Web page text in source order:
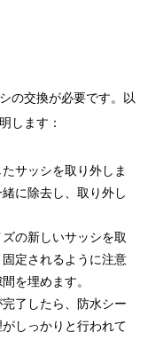
の交換が必要です。以
します：
たサッシを取り外しま
に除去し、取り外し
ズの新しいサッシを取
定されるように注意
を埋めます。
了したら、防水シー
しっかりと行われて